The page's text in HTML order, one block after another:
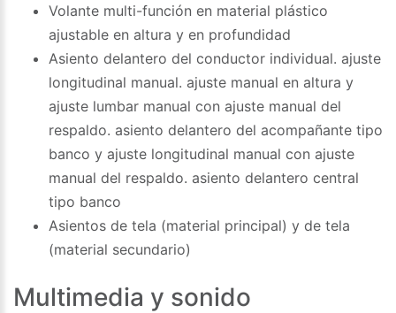
Volante multi-función en material plástico
ajustable en altura y en profundidad
Asiento delantero del conductor individual. ajuste
longitudinal manual. ajuste manual en altura y
ajuste lumbar manual con ajuste manual del
respaldo. asiento delantero del acompañante tipo
banco y ajuste longitudinal manual con ajuste
manual del respaldo. asiento delantero central
tipo banco
Asientos de tela (material principal) y de tela
(material secundario)
Multimedia y sonido